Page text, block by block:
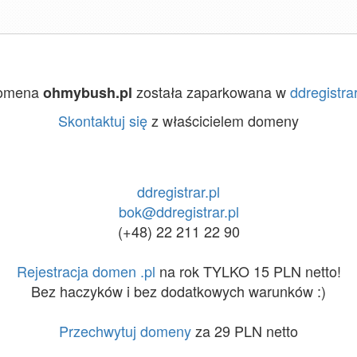
ohmybush.pl została zaparkowana w
Skontaktuj sięz właścicielem domeny
ddregistrar.pl
bok@ddregistrar.pl
(+48) 22 211 22 90
Rejestracja domen .pl na rok TYLKO 15 PLN netto!
Bez haczyków i bez dodatkowych warunków :)
Przechwytuj domenyza 29 PLN netto